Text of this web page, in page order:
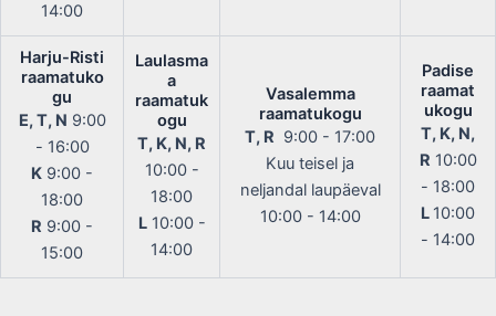
14:00
Harju-Risti
raamatuko
gu
E, T, N 9:00
- 16:00
K 9:00 -
18:00
R 9:00 -
15:00
Laulasma
a
raamatuk
ogu
T, K, N, R
10:00 -
18:00
L10:00 -
14:00
Vasalemma
raamatukogu
T, R 9:00 - 17:00
Kuu teisel ja
neljandal laupäeval
10:00 - 14:00
Padise
raamat
ukogu
T, K, N,
R 10:00
- 18:00
L 10:00
- 14:00